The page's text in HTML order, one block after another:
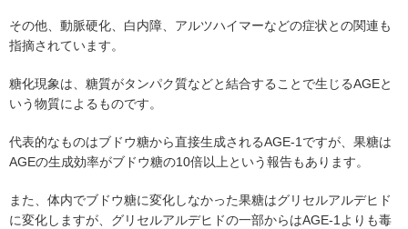
その他、動脈硬化、白内障、アルツハイマーなどの症状との関連も
指摘されています。
糖化現象は、糖質がタンパク質などと結合することで生じるAGEと
いう物質によるものです。
代表的なものはブドウ糖から直接生成されるAGE-1ですが、果糖は
AGEの生成効率がブドウ糖の10倍以上という報告もあります。
また、体内でブドウ糖に変化しなかった果糖はグリセルアルデヒド
に変化しますが、グリセルアルデヒドの一部からはAGE-1よりも毒